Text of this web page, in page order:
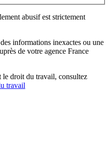
abusif est strictement
informations inexactes ou une
de votre agence France
le droit du travail, consultez
travail